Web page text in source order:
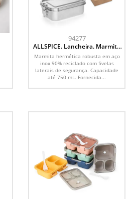
94277
ALLSPICE. Lancheira. Marmita
hermética robusta em aço inox
(90% reciclado) 750 mL
Marmita hermética robusta em aço
inox 90% reciclado com fivelas
laterais de segurança. Capacidade
até 750 mL. Fornecida...